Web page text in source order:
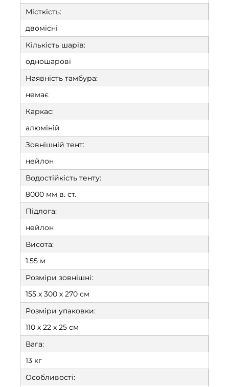
Місткість:
двомісні
Кількість шарів:
одношарові
Наявність тамбура:
немає
Каркас:
алюміній
Зовнішній тент:
нейлон
Водостійкість тенту:
8000 мм в. ст.
Підлога:
нейлон
Висота:
1.55 м
Розміри зовнішні:
155 х 300 х 270 см
Розміри упаковки:
110 х 22 х 25 см
Вага:
13 кг
Особливості: